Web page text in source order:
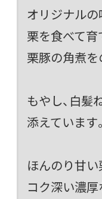
オリジナルの
栗を食べて育
栗豚の角煮を
もやし、白髪
添えています。
ほんのり甘い
コク深い濃